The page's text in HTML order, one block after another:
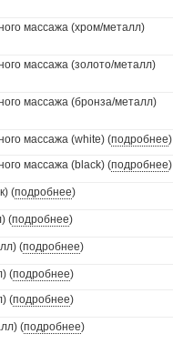
массажа (хром/металл)
массажа (золото/металл)
массажа (бронза/металл)
массажа (white) (подробнее)
массажа (black) (подробнее)
(подробнее)
(подробнее)
(подробнее)
(подробнее)
(подробнее)
(подробнее)